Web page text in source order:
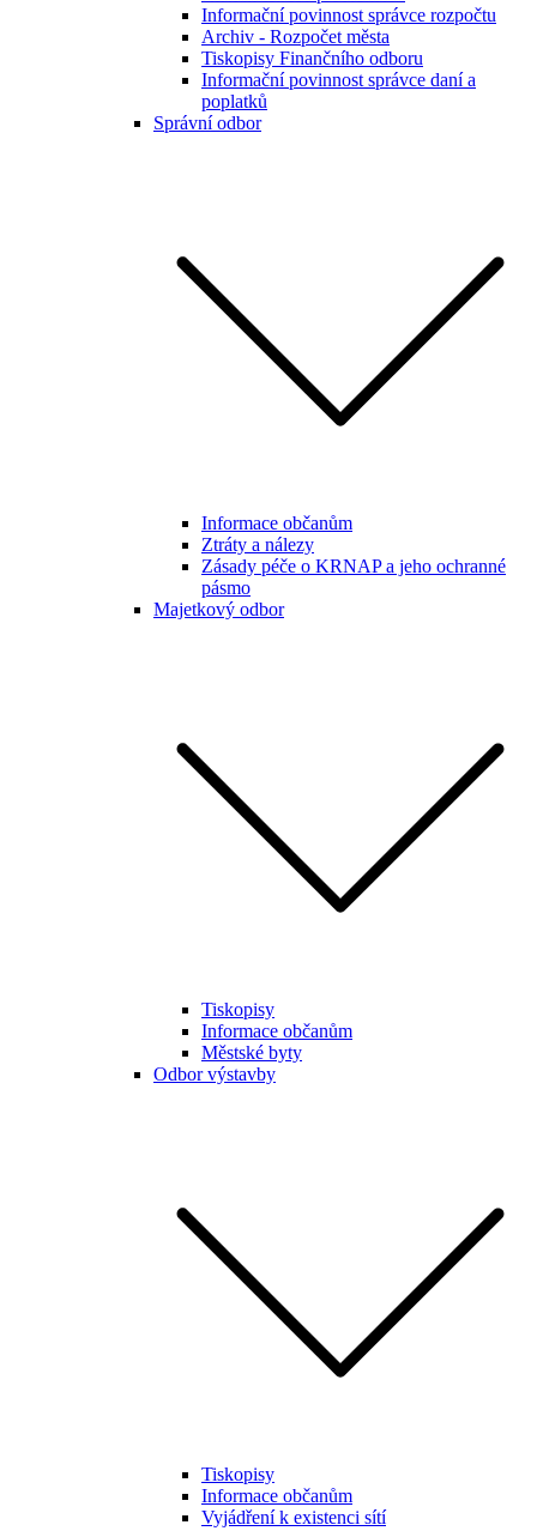
Informační povinnost správce rozpočtu
Archiv - Rozpočet města
Tiskopisy Finančního odboru
Informační povinnost správce daní a
poplatků
Správní odbor
Informace občanům
Ztráty a nálezy
Zásady péče o KRNAP a jeho ochranné
pásmo
Majetkový odbor
Tiskopisy
Informace občanům
Městské byty
Odbor výstavby
Tiskopisy
Informace občanům
Vyjádření k existenci sítí